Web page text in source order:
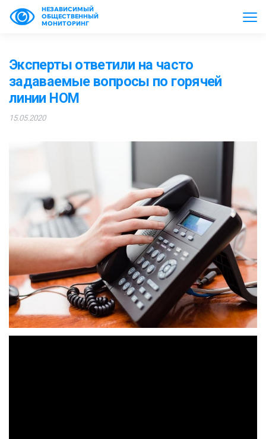
НЕЗАВИСИМЫЙ
ОБЩЕСТВЕННЫЙ
МОНИТОРИНГ
Эксперты ответили на часто
задаваемые вопросы по горячей
линии НОМ
15.05.2020